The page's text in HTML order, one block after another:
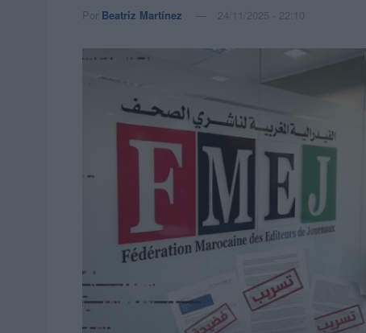
Por Beatriz Martínez 24/11/2025 - 22:10